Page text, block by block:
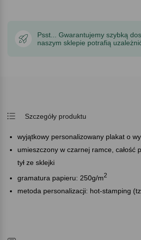
Psst... Gwarantujemy szybką
naszym sklepie potrafią
Szczegóły produktu
wyjątkowy personalizowany plakat o
umieszczony w czarnej ramce, całość
tył ze sklejki
gramatura papieru: 250g/m2
metoda personalizacji: hot-stamping